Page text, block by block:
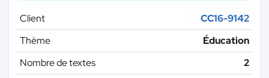
Client
CC16-9142
Thème
Éducation
Nombre de textes
2